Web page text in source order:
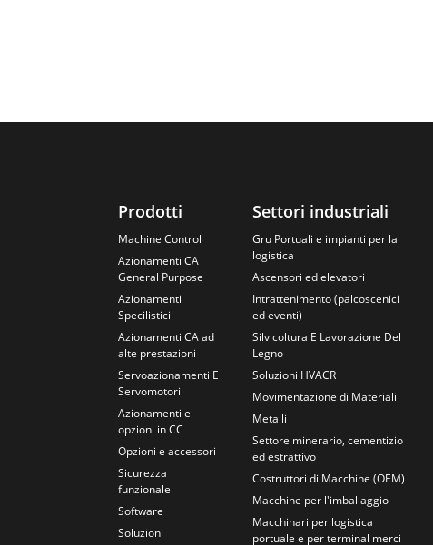
Prodotti
Machine Control
Azionamenti CA
General Purpose
Azionamenti
Specilistici
Azionamenti CA ad
alte prestazioni
Servoazionamenti E
Servomotori
Azionamenti e
opzioni in CC
Opzioni e accessori
Sicurezza
funzionale
Software
Soluzioni
Settori industriali
Gru Portuali e impianti per la
logistica
Ascensori ed elevatori
Intrattenimento (palcoscenici
ed eventi)
Silvicoltura E Lavorazione Del
Legno
Soluzioni HVACR
Movimentazione di Materiali
Metalli
Settore minerario, cementizio
ed estrattivo
Costruttori di Macchine (OEM)
Macchine per l'imballaggio
Macchinari per logistica
portuale e per terminal merci